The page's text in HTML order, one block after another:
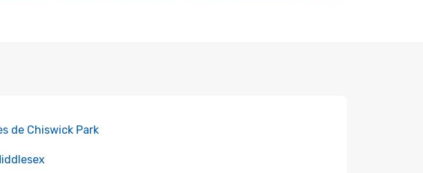
de Chiswick Park